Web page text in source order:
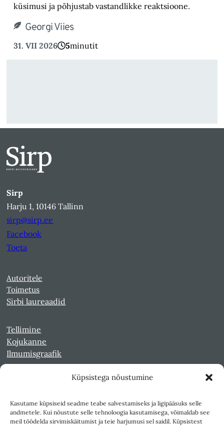
Küpsistega nõustumine
Kasutame küpsiseid seadme teabe salvestamiseks ja ligipääsuks selle
andmetele. Kui nõustute selle tehnoloogia kasutamisega, võimaldab see
meil töödelda sirvimiskäitumist ja teie harjumusi sel saidil. Küpsistest
küsimusi ja põhjustab vastandlikke reaktsioone.
Georgi Viies
31. VII 2026 5minutit
Sirp
Harju 1, 10146 Tallinn
sirp@sirp.ee
Facebook
Toeta
Autoritele
Toimetus
Sirbi laureaadid
Tellimine
Kojukanne
Ilmumisgraafik
Kultuurileht 1994-1997
Reede 1989-1990